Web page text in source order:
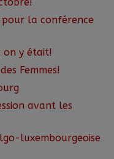
pour la conférence
on y était!
Femmes!
avant les
luxembourgeoise